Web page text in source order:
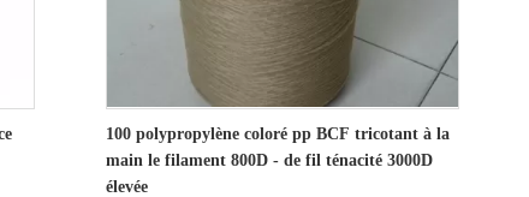
100 polypropylène coloré pp BCF tricotant à la
main le filament 800D - de fil ténacité 3000D
élevée